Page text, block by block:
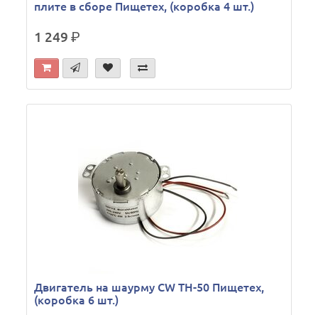
плите в сборе Пищетех, (коробка 4 шт.)
1 249р.
Двигатель на шаурму CW TH-50 Пищетех,
(коробка 6 шт.)